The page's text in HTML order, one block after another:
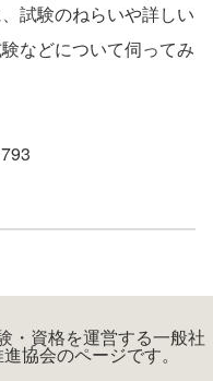
試験のねらいや詳しい
などについて伺ってみ
・資格を運営する一般社
協会のページです。